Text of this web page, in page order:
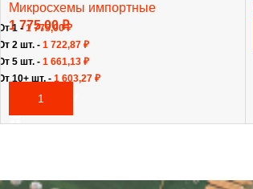
Микросхемы импортные
1 775,00₽
В КОРЗИНУ
1 -1 775,00₽
2 шт. - 1 722,87 ₽
5 шт. - 1 661,13 ₽
10+ шт. - 1 603,27 ₽